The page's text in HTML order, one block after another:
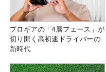
プロギアの「4層フェース」が
切り開く高初速ドライバーの
新時代